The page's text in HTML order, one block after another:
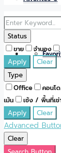
Status
ขาย จำนอง
Apply
Clear
Type
Office คอนโด
เม้น
เซ้ง / พื้นที่เช่
Apply Clear
Advanced
Clear